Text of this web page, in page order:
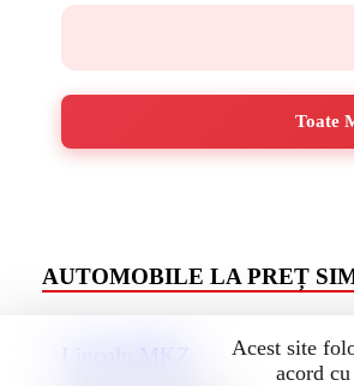
Acest site
acord
Toate
AUTOMOBILE LA PREȚ